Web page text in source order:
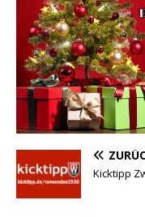
Kicktipp